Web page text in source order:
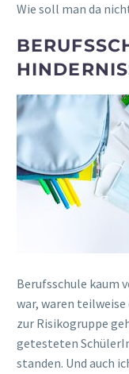
Wie soll man da
Berufsschule kaum
war, waren
zur Risikogruppe
getesteten
standen. Und auch